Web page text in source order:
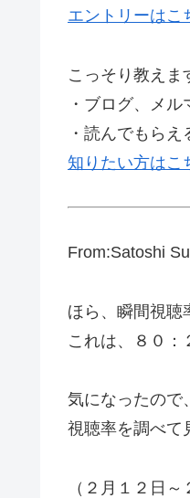
エントリーはこ
こっそり教えま
・ブログ、メ
・読んでもらえ
知りたい方はこ
From:Satoshi
ほら、瞬間視聴
これは、８０：
気になったので、
視聴率を調べて
（２月１２日～